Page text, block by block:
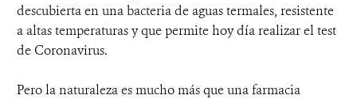
descubierta en una bacteria de aguas termales, resistente
a altas temperaturas y que permite hoy día realizar el test
de Coronavirus.
Pero la naturaleza es mucho más que una farmacia